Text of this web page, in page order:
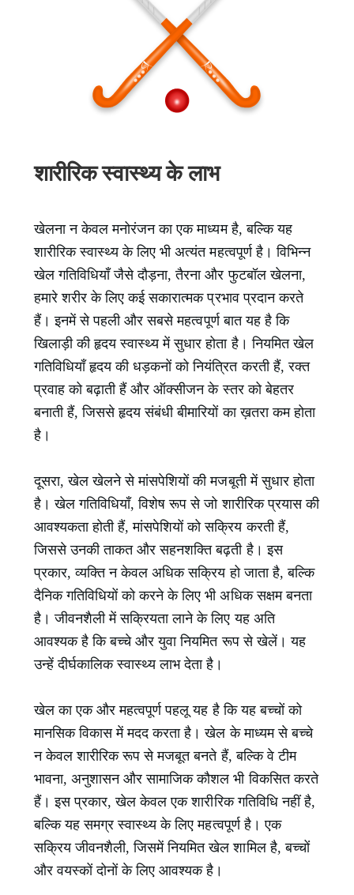
शारीरिक स्वास्थ्य के लाभ
खेलना न केवल मनोरंजन का एक माध्यम है, बल्कि यह
शारीरिक स्वास्थ्य के लिए भी अत्यंत महत्वपूर्ण है। विभिन्न
खेल गतिविधियाँ जैसे दौड़ना, तैरना और फुटबॉल खेलना,
हमारे शरीर के लिए कई सकारात्मक प्रभाव प्रदान करते
हैं। इनमें से पहली और सबसे महत्वपूर्ण बात यह है कि
खिलाड़ी की हृदय स्वास्थ्य में सुधार होता है। नियमित खेल
गतिविधियाँ हृदय की धड़कनों को नियंत्रित करती हैं, रक्त
प्रवाह को बढ़ाती हैं और ऑक्सीजन के स्तर को बेहतर
बनाती हैं, जिससे हृदय संबंधी बीमारियों का ख़तरा कम होता
है।
दूसरा, खेल खेलने से मांसपेशियों की मजबूती में सुधार होता
है। खेल गतिविधियाँ, विशेष रूप से जो शारीरिक प्रयास की
आवश्यकता होती हैं, मांसपेशियों को सक्रिय करती हैं,
जिससे उनकी ताकत और सहनशक्ति बढ़ती है। इस
प्रकार, व्यक्ति न केवल अधिक सक्रिय हो जाता है, बल्कि
दैनिक गतिविधियों को करने के लिए भी अधिक सक्षम बनता
है। जीवनशैली में सक्रियता लाने के लिए यह अति
आवश्यक है कि बच्चे और युवा नियमित रूप से खेलें। यह
उन्हें दीर्घकालिक स्वास्थ्य लाभ देता है।
खेल का एक और महत्वपूर्ण पहलू यह है कि यह बच्चों को
मानसिक विकास में मदद करता है। खेल के माध्यम से बच्चे
न केवल शारीरिक रूप से मजबूत बनते हैं, बल्कि वे टीम
भावना, अनुशासन और सामाजिक कौशल भी विकसित करते
हैं। इस प्रकार, खेल केवल एक शारीरिक गतिविधि नहीं है,
बल्कि यह समग्र स्वास्थ्य के लिए महत्वपूर्ण है। एक
सक्रिय जीवनशैली, जिसमें नियमित खेल शामिल है, बच्चों
और वयस्कों दोनों के लिए आवश्यक है।